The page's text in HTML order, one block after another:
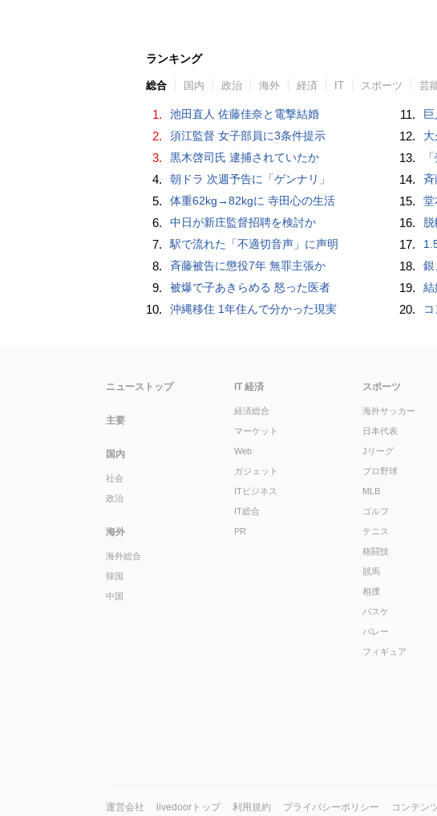
ランキング
総合 国内 政治 海外 経済 IT スポーツ 芸
1. 池田直人 佐藤佳奈と電撃結婚
2. 須江監督 女子部員に3条件提示
3. 黒木啓司氏 逮捕されていたか
4. 朝ドラ 次週予告に「ゲンナリ」
5. 体重62kg→82kgに 寺田心の生活
6. 中日が新庄監督招聘を検討か
7. 駅で流れた「不適切音声」に声明
8. 斉藤被告に懲役7年 無罪主張か
9. 被爆で子あきらめる 怒った医者
10. 沖縄移住 1年住んで分かった現実
11.
12.
13.
14. 斉
15. 堂
16.
17.
18. 銀
19. 結
20.
ニューストップ
主要
国内
社会
政治
海外
海外総合
韓国
中国
IT 経済
経済総合
マーケット
Web
ガジェット
ITビジネス
IT総合
PR
スポーツ
海外サッカー
日本代表
Jリーグ
プロ野球
MLB
ゴルフ
テニス
格闘技
競馬
相撲
バスケ
バレー
フィギュア
運営会社 livedoorトップ 利用規約 プライバシーポリシー コンテン